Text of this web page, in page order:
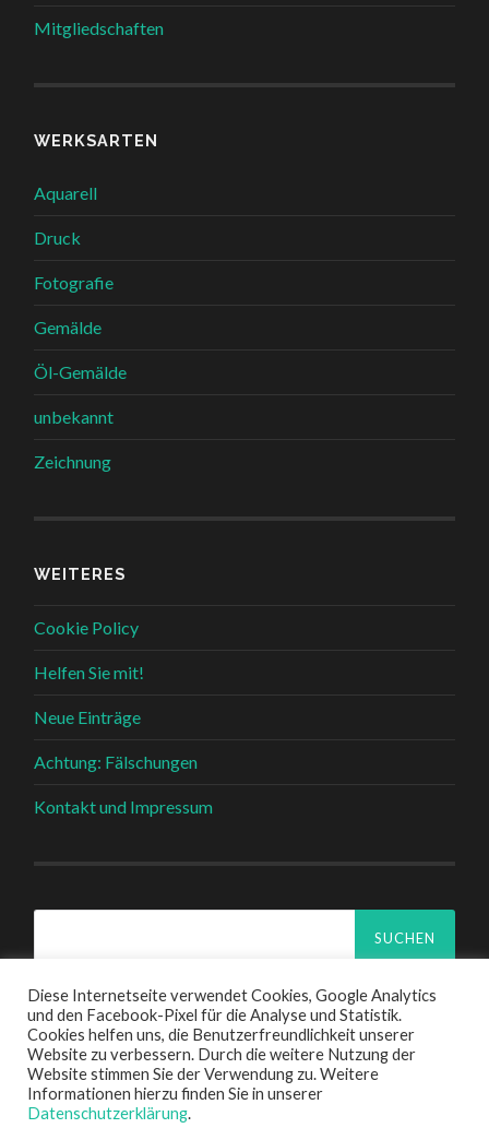
Mitgliedschaften
WERKSARTEN
Aquarell
Druck
Fotografie
Gemälde
Öl-Gemälde
unbekannt
Zeichnung
WEITERES
Cookie Policy
Helfen Sie mit!
Neue Einträge
Achtung: Fälschungen
Kontakt und Impressum
© 2026CARL COWEN SCHIRM—HOCH ↑
Diese Internetseite verwendet Cookies, Google Analytics
und den Facebook-Pixel für die Analyse und Statistik.
Cookies helfen uns, die Benutzerfreundlichkeit unserer
Website zu verbessern. Durch die weitere Nutzung der
Website stimmen Sie der Verwendung zu. Weitere
Informationen hierzu finden Sie in unserer
Datenschutzerklärung.